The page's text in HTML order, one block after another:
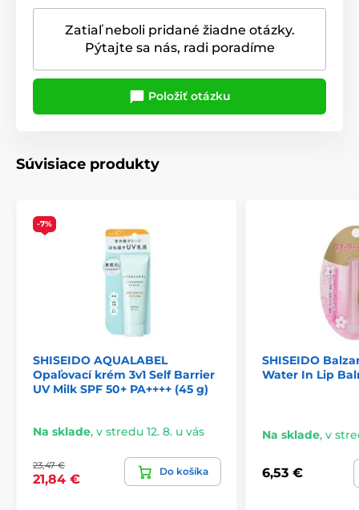
Zatiaľ neboli pridané žiadne otázky.
Pýtajte sa nás, radi poradíme
Položiť otázku
Súvisiace produkty
-7%
SHISEIDO AQUALABEL
Opaľovací krém 3v1 Self Barrier
UV Milk SPF 50+ PA++++ (45 g)
Na sklade, v stredu 12. 8. u vás
23,47 €
21,84 €
Do košíka
SHISEIDO
Water In Lip
Na sklade, v
6,53 €